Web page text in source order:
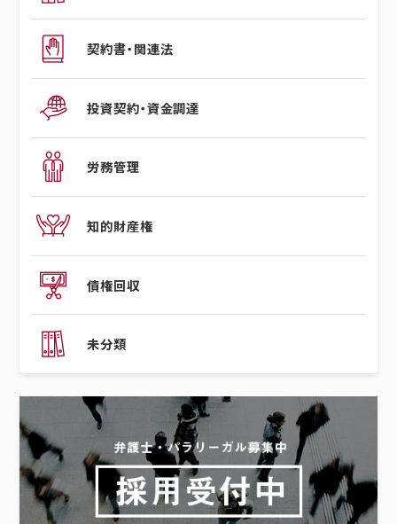
契約書・関連法
投資契約・資金調達
労務管理
知的財産権
債権回収
未分類